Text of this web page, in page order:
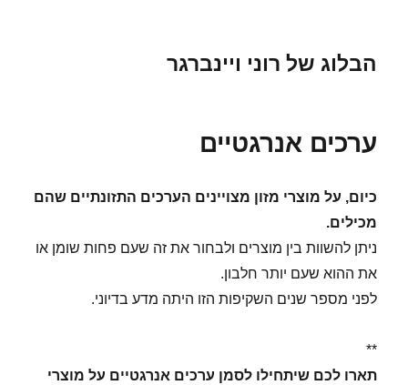
הבלוג של רוני ויינברגר
ערכים אנרגטיים
כיום, על מוצרי מזון מצויינים הערכים התזונתיים שהם
מכילים.
ניתן להשוות בין מוצרים ולבחור את זה שעם פחות שומן או
את ההוא שעם יותר חלבון.
לפני מספר שנים השקיפות הזו היתה מדע בדיוני.
**
תארו לכם שיתחילו לסמן ערכים אנרגטיים על מוצרי